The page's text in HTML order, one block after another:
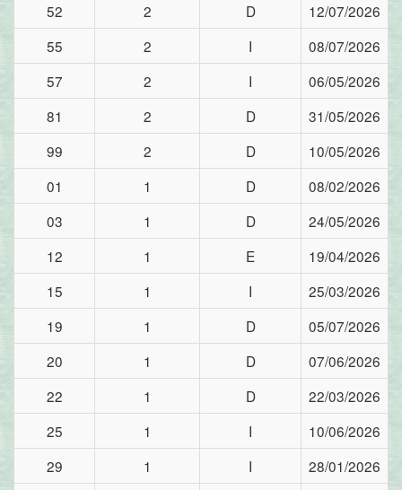
52
2 D
12/07/2026
55
2 I
08/07/2026
57
2 I
06/05/2026
81
2 D
31/05/2026
99
2 D
10/05/2026
01
1 D
08/02/2026
03
1 D
24/05/2026
12
1 E
19/04/2026
15
1 I
25/03/2026
19
1 D
05/07/2026
20
1 D
07/06/2026
22
1 D
22/03/2026
25
1 I
10/06/2026
29
1 I
28/01/2026